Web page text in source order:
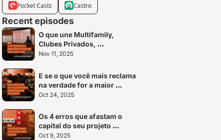
Pocket Casts Castro
Recent episodes
O que une Multifamily,
Clubes Privados,
Residenciais mistos e Senior
Nov 11, 2025
E se o que você mais reclama
na verdade for a maior
proteção para o seu
Oct 24, 2025
Os 4 erros que afastam o
capital do seu projeto
imobiliário
Oct 9, 2025